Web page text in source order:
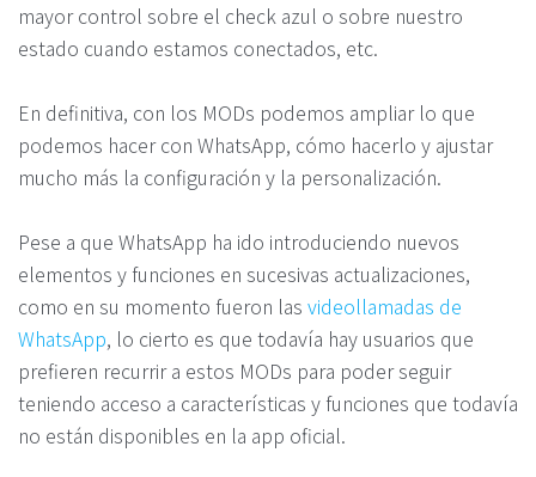
mayor control sobre el check azul o sobre nuestro
estado cuando estamos conectados, etc.
En definitiva, con los MODs podemos ampliar lo que
podemos hacer con WhatsApp, cómo hacerlo y ajustar
mucho más la configuración y la personalización.
Pese a que WhatsApp ha ido introduciendo nuevos
elementos y funciones en sucesivas actualizaciones,
como en su momento fueron las videollamadas de
WhatsApp, lo cierto es que todavía hay usuarios que
prefieren recurrir a estos MODs para poder seguir
teniendo acceso a características y funciones que todavía
no están disponibles en la app oficial.